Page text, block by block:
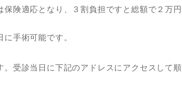
険適応となり、３割負担ですと総額で２万円
手術可能です。
受診当日に下記のアドレスにアクセスして順